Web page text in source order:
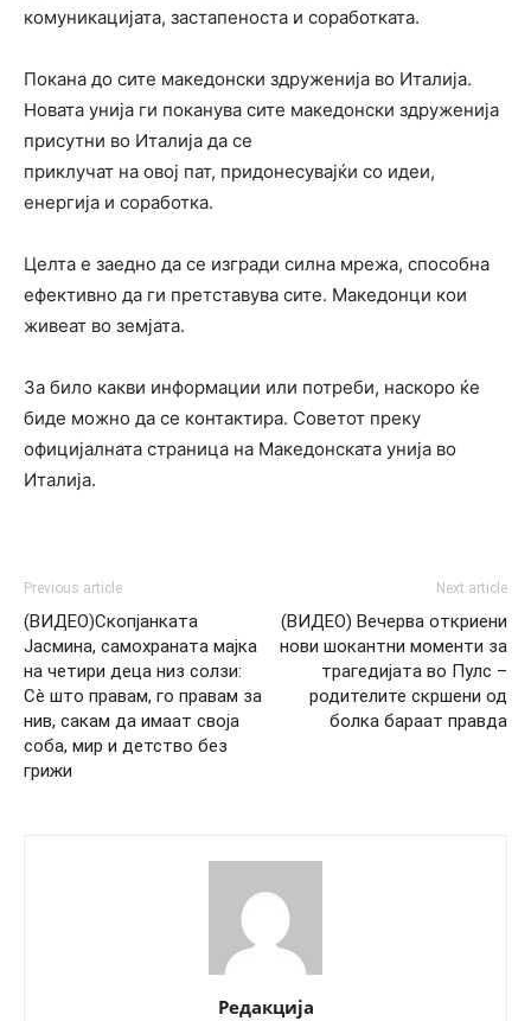
комуникацијата, застапеноста и соработката.
Покана до сите македонски здруженија во Италија.
Новата унија ги поканува сите македонски здруженија
присутни во Италија да се
приклучат на овој пат, придонесувајќи со идеи,
енергија и соработка.
Целта е заедно да се изгради силна мрежа, способна
ефективно да ги претставува сите. Македонци кои
живеат во земјата.
За било какви информации или потреби, наскоро ќе
биде можно да се контактира. Советот преку
официјалната страница на Македонската унија во
Италија.
Previous article
(ВИДЕО)Скопјанката
Јасмина, самохраната мајка
на четири деца низ солзи:
Сè што правам, го правам за
нив, сакам да имаат своја
соба, мир и детство без
грижи
Next article
(ВИДЕО) Вечерва откриени
нови шокантни моменти за
трагедијата во Пулс –
родителите скршeни од
болка бараат правда
Редакција